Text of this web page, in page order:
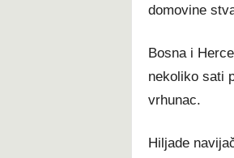
domovine
Bosna i
nekoliko sati
vrhunac.
Hiljade